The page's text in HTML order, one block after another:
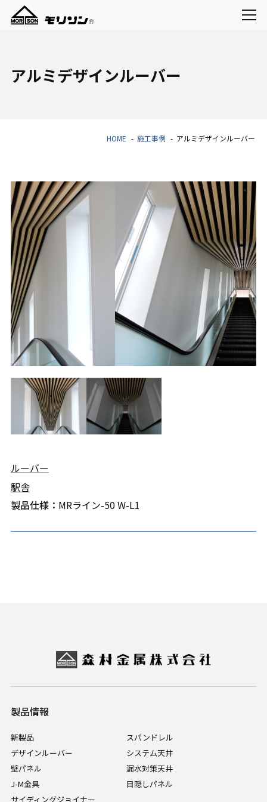
アルミデザインルーバー
HOME 施工事例 アルミデザインルーバー
ルーバー
駅舎
製品仕様： MRライン-50 W-L1
製品情報
新製品
スパンドレル
デザインルーバー
システム天井
壁パネル
漏水対策天井
J-M金具
目隠しパネル
サイディングジョイナー